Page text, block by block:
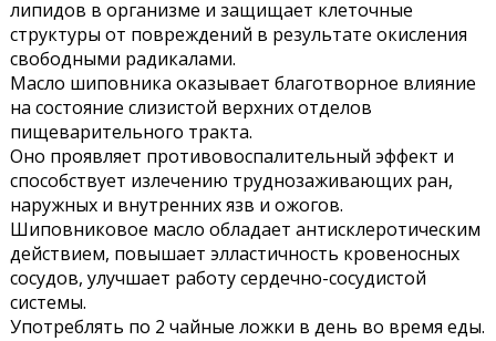
липидов в организме и защищает клеточные
структуры от повреждений в результате окисления
свободными радикалами.
Масло шиповника оказывает благотворное влияние
на состояние слизистой верхних отделов
пищеварительного тракта.
Оно проявляет противовоспалительный эффект и
способствует излечению труднозаживающих ран,
наружных и внутренних язв и ожогов.
Шиповниковое масло обладает антисклеротическим
действием, повышает элластичность кровеносных
сосудов, улучшает работу сердечно-сосудистой
системы.
Употреблять по 2 чайные ложки в день во время еды.